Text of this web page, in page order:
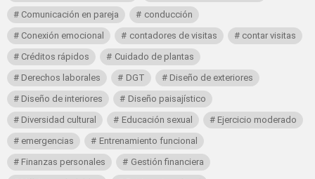
Comunicación en pareja
conducción
Conexión emocional
contadores de visitas
contar visitas
Créditos rápidos
Cuidado de plantas
Derechos laborales
DGT
Diseño de exteriores
Diseño de interiores
Diseño paisajístico
Diversidad cultural
Educación sexual
Ejercicio moderado
emergencias
Entrenamiento funcional
Finanzas personales
Gestión financiera